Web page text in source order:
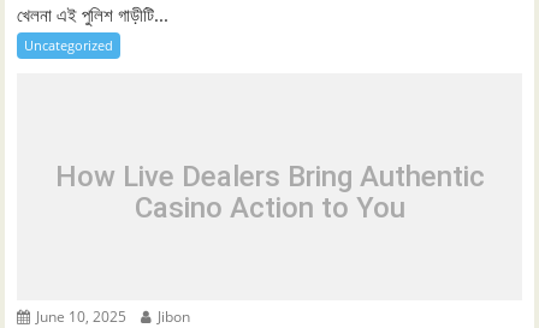
খেলনা এই পুলিশ গাড়ীটি...
Uncategorized
How Live Dealers Bring Authentic
Casino Action to You
June 10, 2025 Jibon